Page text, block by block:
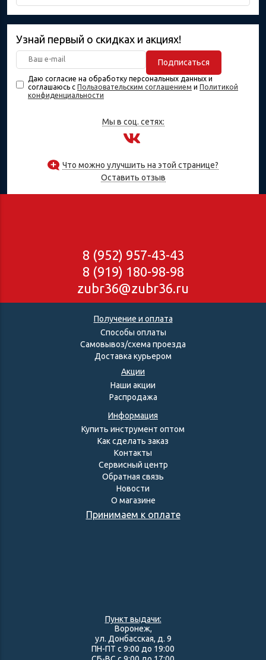
Узнай первый о скидках и акциях!
Подписаться
Даю согласие на обработку персональных данных и
соглашаюсь с Пользовательским соглашением и Политикой
конфиденциальности
Мы в соц. сетях:
Что можно улучшить на этой странице?
Оставить отзыв
8 (952) 957-43-43
8 (919) 180-98-98
zubr36@zubr36.ru
Получение и оплата
Способы оплаты
Самовывоз/схема проезда
Доставка курьером
Акции
Наши акции
Распродажа
Информация
Купить инструмент оптом
Как сделать заказ
Контакты
Сервисный центр
Обратная связь
Новости
О магазине
Принимаем к оплате
Пункт выдачи:
Воронеж,
ул. Донбасская, д. 9
ПН-ПТ с 9:00 до 19:00